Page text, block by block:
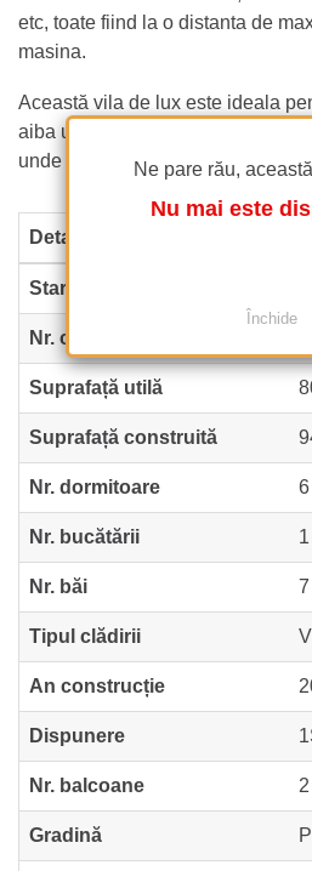
Ne pare rău,
Nu mai este
Închide
etc, toate fiind la o distanta de
masina.
Această vila de lux este ideala
aiba un stil de viata sofisticat intr-
unde eleganta si confortul se
Detalii proprietate
Stare
Nr. camere
Suprafață utilă
Suprafață construită
Nr. dormitoare 6
Nr. bucătării 1
Nr. băi 7
Tipul clădirii
An construcție
Dispunere
Nr. balcoane 2
Gradină